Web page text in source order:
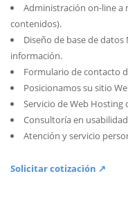
Administración on-line a
contenidos).
Diseño de base de
información.
Formulario de contacto
Posicionamos su sitio
Servicio de Web Hosting
Consultoría en
Atención y servicio
Solicitar cotización ↗